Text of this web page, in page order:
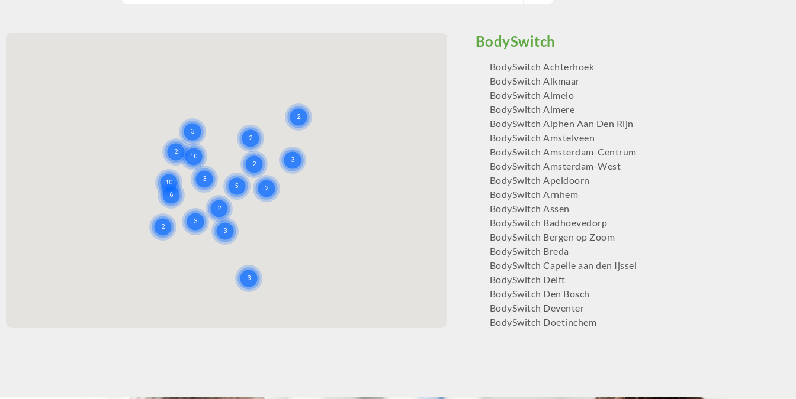
BodySwitch Achterhoek
BodySwitch Alkmaar
BodySwitch Almelo
BodySwitch Almere
BodySwitch Alphen Aan Den Rijn
BodySwitch Amstelveen
BodySwitch Amsterdam-Centrum
BodySwitch Amsterdam-West
BodySwitch Apeldoorn
BodySwitch Arnhem
BodySwitch Assen
BodySwitch Badhoevedorp
BodySwitch Bergen op Zoom
BodySwitch Breda
BodySwitch Capelle aan den Ijssel
BodySwitch Delft
BodySwitch Den Bosch
BodySwitch Deventer
BodySwitch Doetinchem